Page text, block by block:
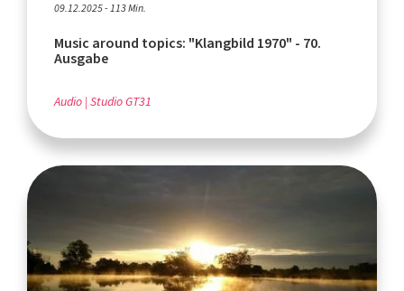
09.12.2025 - 113 Min.
Music around topics: "Klangbild 1970" - 70.
Ausgabe
Audio Studio GT31